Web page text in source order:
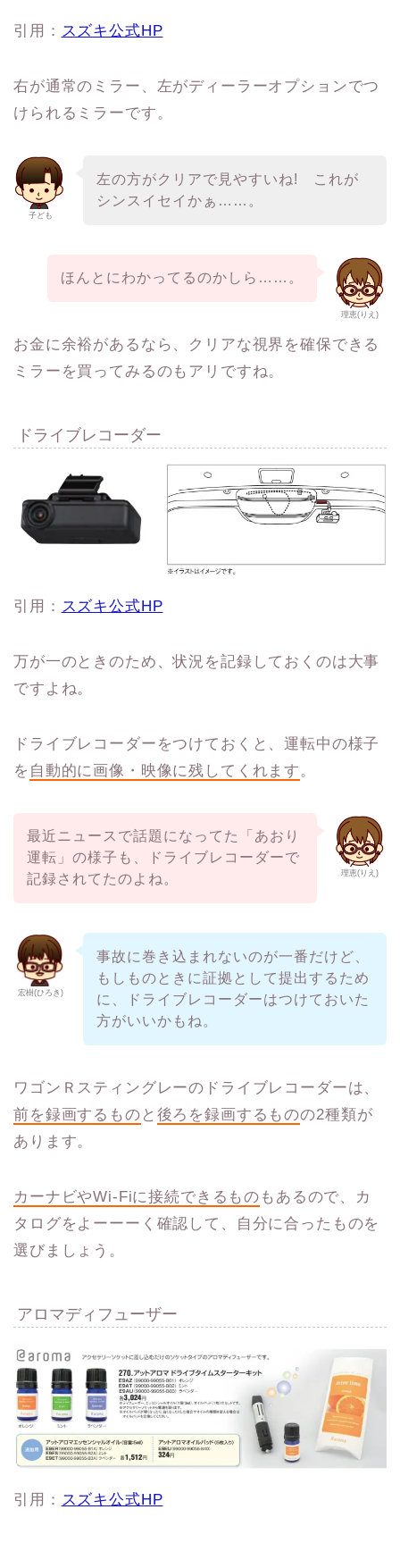
引用： スズキ公式HP
右が通常のミラー、左がディーラーオプションでつ
けられるミラーです。
子ども
左の方がクリアで見やすいね! これが
シンスイセイかぁ……。
理恵(りえ)
ほんとにわかってるのかしら……。
お金に余裕があるなら、クリアな視界を確保できる
ミラーを買ってみるのもアリですね。
ドライブレコーダー
引用： スズキ公式HP
万が一のときのため、状況を記録しておくのは大事
ですよね。
ドライブレコーダーをつけておくと、運転中の様子
を 自動的に画像・映像に残してくれます 。
理恵(りえ)
最近ニュースで話題になってた「あおり
運転」の様子も、ドライブレコーダーで
記録されてたのよね。
宏樹(ひろき)
事故に巻き込まれないのが一番だけど、
もしものときに証拠として提出するため
に、ドライブレコーダーはつけておいた
方がいいかもね。
ワゴンＲスティングレーのドライブレコーダーは、
前を録画するもの と 後ろを録画するものの2種類が
あります。
カーナビやWi-Fiに接続できるもの もあるので、カ
タログをよーーーく確認して、自分に合ったものを
選びましょう。
アロマディフューザー
引用： スズキ公式HP